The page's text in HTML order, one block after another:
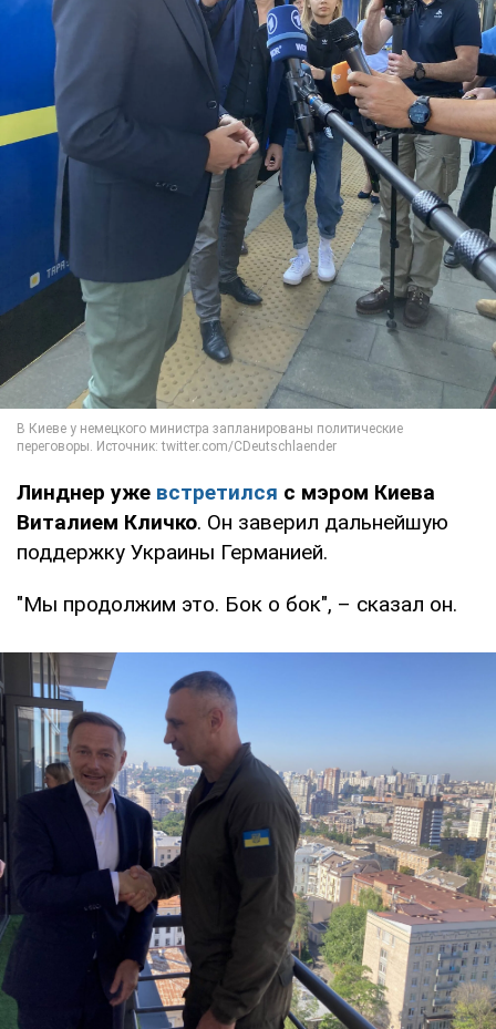
Линднер уже встретился с мэром Киева
Виталием Кличко. Он заверил дальнейшую
поддержку Украины Германией.
"Мы продолжим это. Бок о бок", – сказал он.